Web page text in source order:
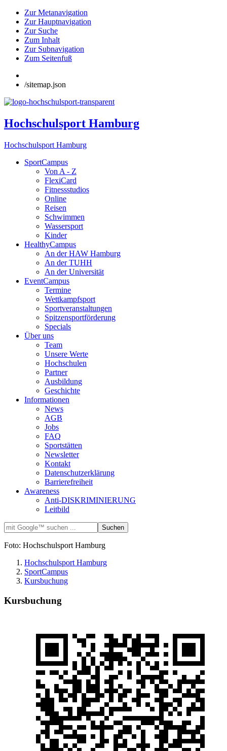
Zur Metanavigation
Zur Hauptnavigation
Zur Suche
Zum Inhalt
Zur Subnavigation
Zum Seitenfuß
/sitemap.json
Hochschulsport Hamburg
Hochschulsport Hamburg
SportCampus
Von A - Z
FlexiCard
Fitnessstudios
Online
Reisen
Schwimmen
Wassersport
Kinder
HealthyCampus
An der HAW Hamburg
An der TUHH
An der Universität
EventCampus
Termine
Wettkampfsport
Sportveranstaltungen
Spitzensportförderung
Specials
Über uns
Team
Unsere Werte
Hochschulen
Partner
Ausbildung
Geschichte
Informationen
News
AGB
Jobs
FAQ
Sportstätten
Newsletter
Kontakt
Datenschutzerklärung
Barrierefreiheit
Awareness
Anti-DISKRIMINIERUNG
Leitbild
Foto: Hochschulsport Hamburg
Hochschulsport Hamburg
SportCampus
Kursbuchung
Kursbuchung